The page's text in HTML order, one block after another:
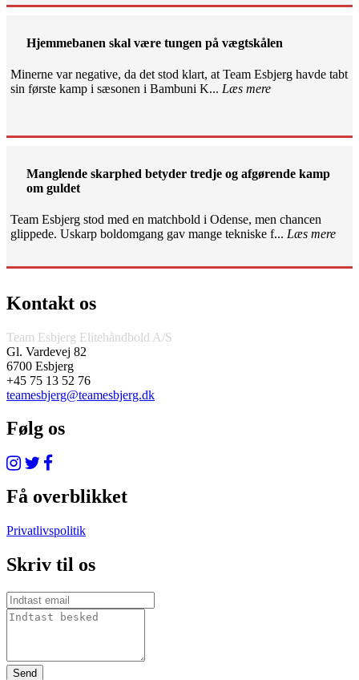
Hjemmebanen skal være tungen på vægtskålen
Minerne var negative, da det stod klart, at Team Esbjerg havde tabt
sin første kamp i sæsonen i Bambuni K... Læs mere
Manglende skarphed betyder tredje og afgørende kamp
om guldet
Team Esbjerg stod med en matchbold i Odense, men chancen
glippede. Uskarp boldomgang gav mange tekniske f... Læs mere
Kontakt os
Team Esbjerg Elitehåndbold A/S
Gl. Vardevej 82
6700 Esbjerg
+45 75 13 52 76
teamesbjerg@teamesbjerg.dk
Følg os
Få overblikket
Privatlivspolitik
Skriv til os